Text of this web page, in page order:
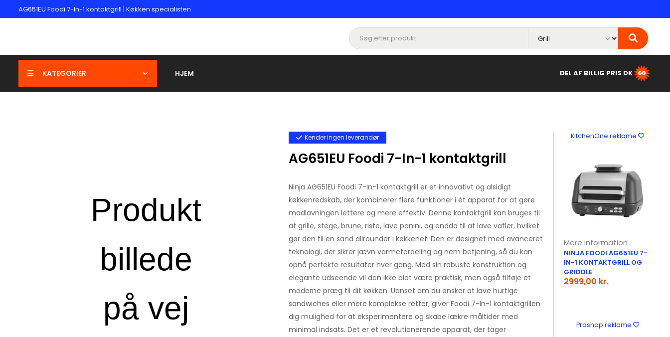
AG651EU Foodi 7-In-1 kontaktgrill | Køkken specialisten
KATEGORIER HJEM DEL AF BILLIG PRIS DK
Kender ingen leverandør
AG651EU Foodi 7-In-1 kontaktgrill
Ninja AG651EU Foodi 7-In-1 kontaktgrill er et innovativt og alsidigt
køkkenredskab, der kombinerer flere funktioner i ét apparat for at gøre
madlavningen lettere og mere effektiv. Denne kontaktgrill kan bruges til
at grille, stege, brune, riste, lave panini, og endda til at lave vafler, hvilket
gør den til en sand allrounder i køkkenet. Den er designet med avanceret
teknologi, der sikrer jævn varmefordeling og nem betjening, så du kan
opnå perfekte resultater hver gang. Med sin robuste konstruktion og
elegante udseende vil den ikke blot være praktisk, men også tilføje et
moderne præg til dit køkken. Uanset om du ønsker at lave hurtige
sandwiches eller mere komplekse retter, giver Foodi 7-In-1 kontaktgrillen
dig mulighed for at eksperimentere og skabe lækre måltider med
minimal indsats. Det er et revolutionerende apparat, der tager
KitchenOne reklame
Mere information
NINJA FOODI AG651EU 7-
IN-1 KONTAKTGRILL OG
GRIDDLE
2999,00 kr.
Proshop reklame